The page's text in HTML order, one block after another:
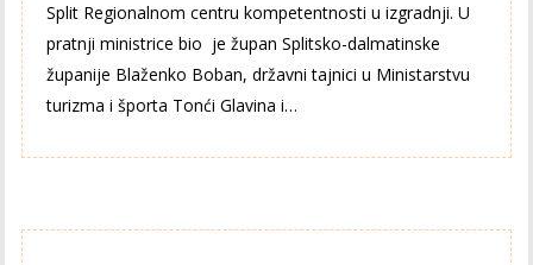
Split Regionalnom centru kompetentnosti u izgradnji. U
pratnji ministrice bio je župan Splitsko-dalmatinske
županije Blaženko Boban, državni tajnici u Ministarstvu
turizma i športa Tonći Glavina i…